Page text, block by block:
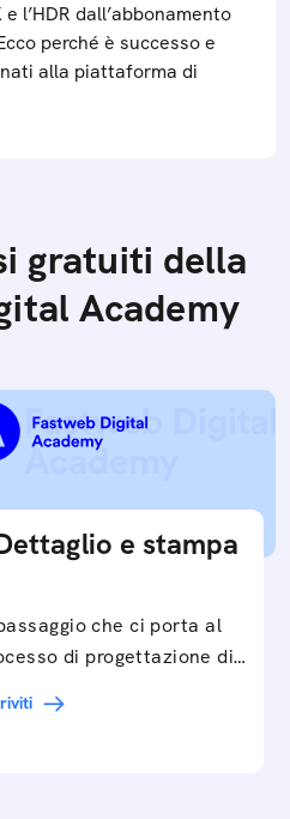
l’HDR dall’abbonamento
perché è successo e
alla piattaforma di
gratuiti della
Academy
e stampa
che ci porta al
di progettazione di